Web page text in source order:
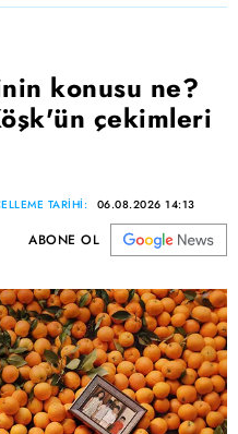
konusu ne?
çekimleri
TARİHİ: 06.08.2026 14:13
ABONE OL